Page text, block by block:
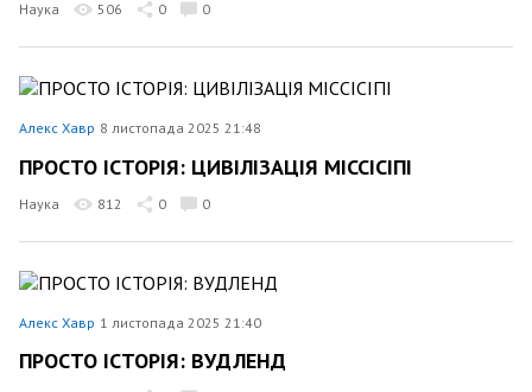
Наука 506 0 0
Алекс Хавр 8 листопада 2025 21:48
ПРОСТО ІСТОРІЯ: ЦИВІЛІЗАЦІЯ МІССІСІПІ
Наука 812 0 0
Алекс Хавр 1 листопада 2025 21:40
ПРОСТО ІСТОРІЯ: ВУДЛЕНД